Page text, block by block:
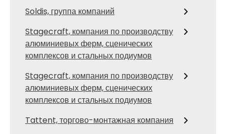
Soldis, группа компаний
Stagecraft, компания по производству
алюминиевых ферм, сценических
комплексов и стальных подиумов
Stagecraft, компания по производству
алюминиевых ферм, сценических
комплексов и стальных подиумов
Tattent, торгово-монтажная компания